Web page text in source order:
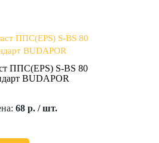
ППС(EPS) S-BS 80
BUDAPOR
68 р. / шт.